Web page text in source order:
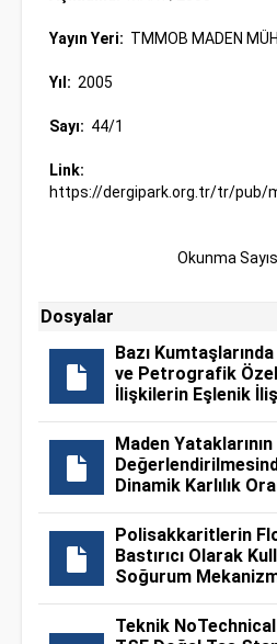
Yayın Yeri: TMMOB MADEN
Yıl: 2005
Sayı: 44/1
Link:
https://dergipark.org.tr/tr/pub/
Okunma
Dosyalar
Bazı
ve Petrografik
İlişkilerin Eşlenik
Maden Yataklarının
Dinamik Karlılık
Polisakkaritlerin
Bastırıcı Olarak
Soğurum
Teknik